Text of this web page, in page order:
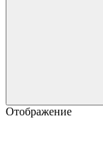
Отображение